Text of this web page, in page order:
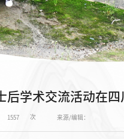
学术交流活动在四
1557 次 来源/编辑：